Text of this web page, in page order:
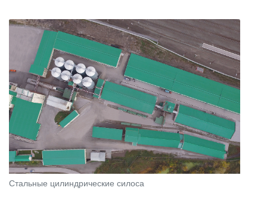
Стальные цилиндрические силоса